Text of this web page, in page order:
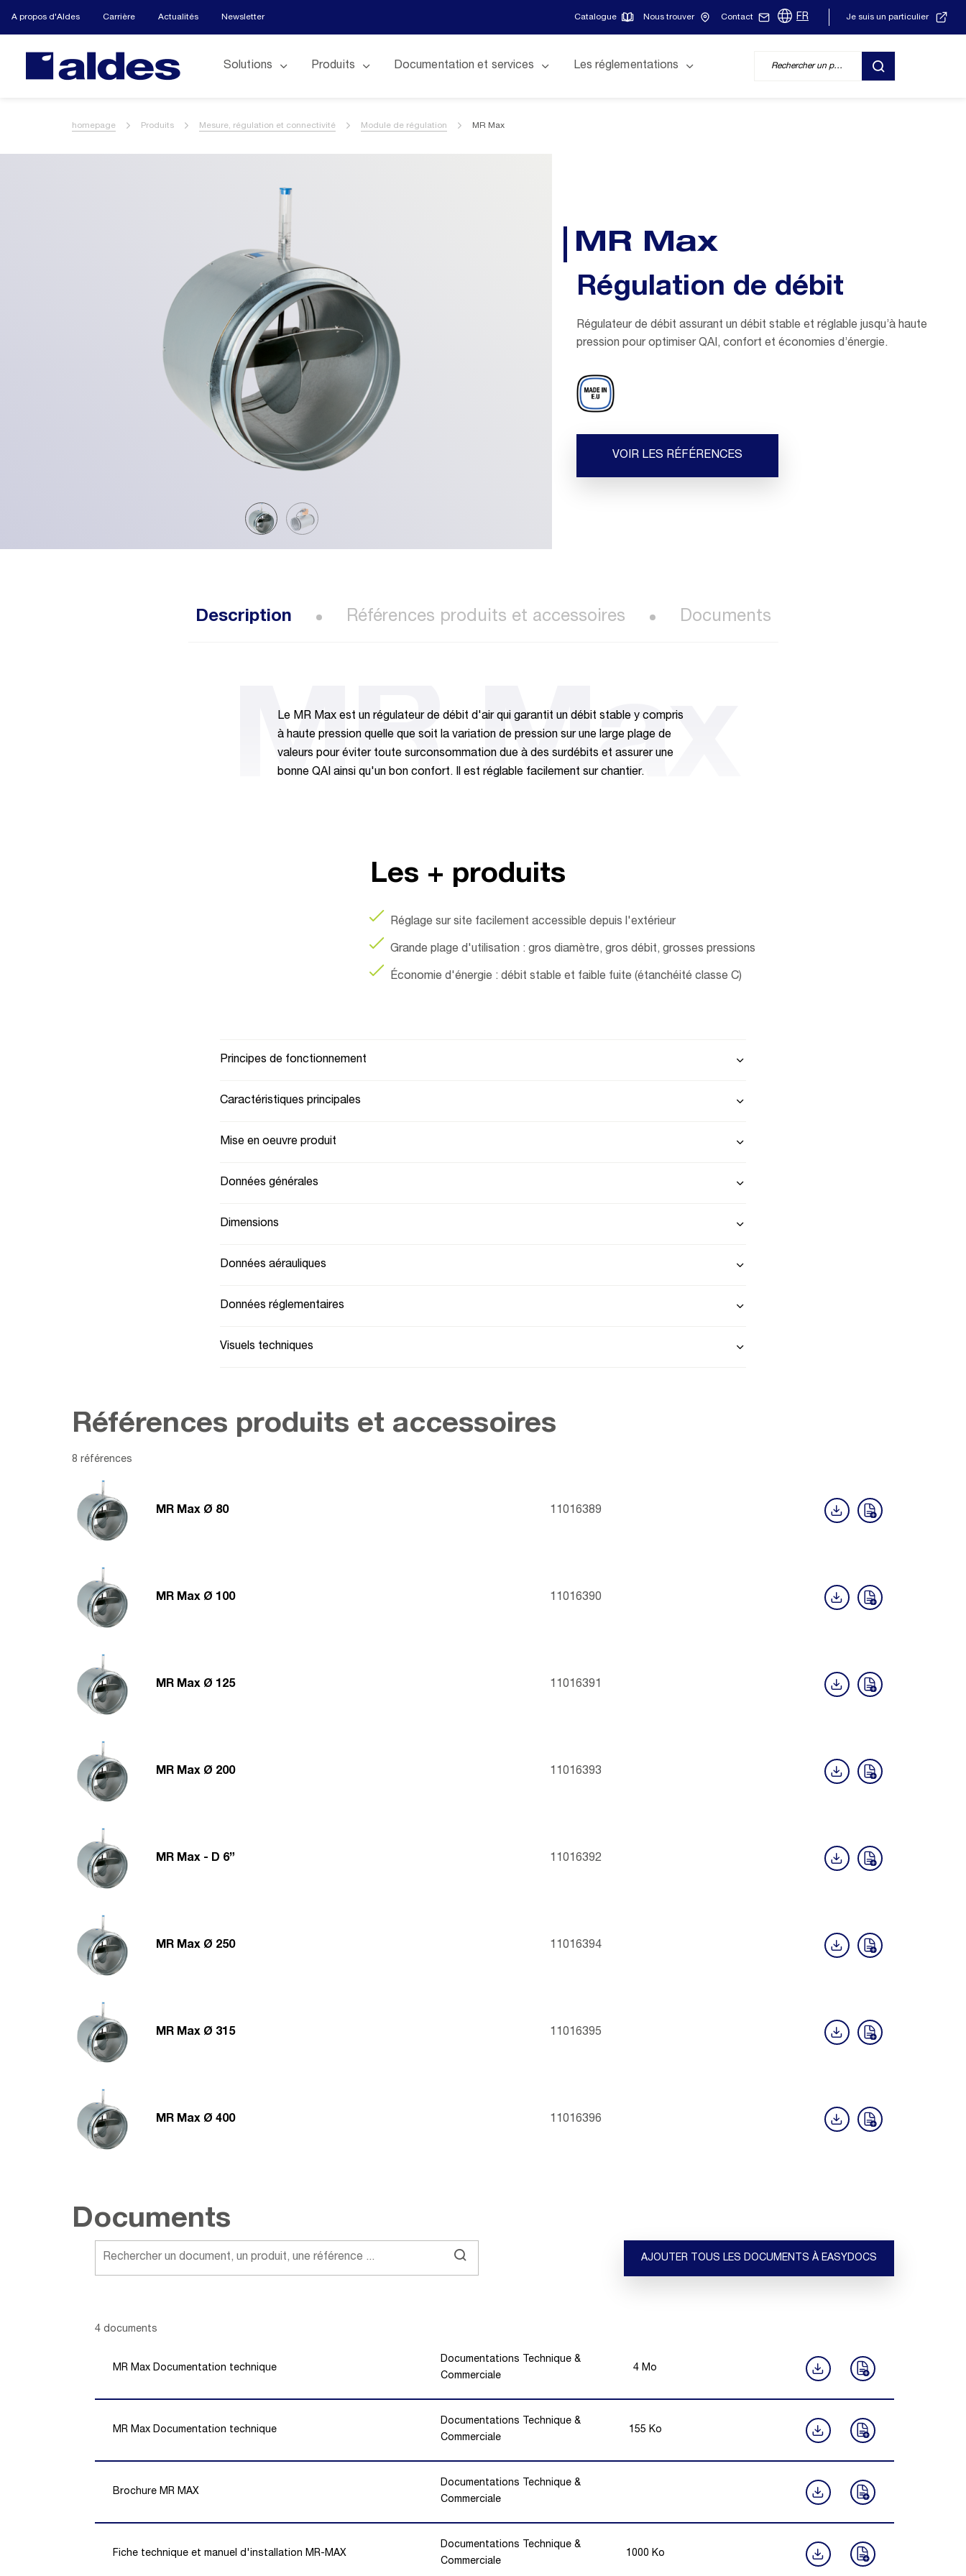
A propos d'Aldes Carrière Actualités Newsletter Catalogue Nous trouver Contact FR Je suis un particulier
Solutions Produits Documentation et services Les réglementations
RECHERCHER
homepage Produits Mesure, régulation et connectivité Module de régulation MR Max
MR Max
Régulation de débit
Régulateur de débit assurant un débit stable et réglable jusqu’à haute
pression pour optimiser QAI, confort et économies d’énergie.
VOIR LES RÉFÉRENCES
Description Références produits et accessoires Documents
MR Max
Le MR Max est un régulateur de débit d'air qui garantit un débit stable y compris
à haute pression quelle que soit la variation de pression sur une large plage de
valeurs pour éviter toute surconsommation due à des surdébits et assurer une
bonne QAI ainsi qu'un bon confort. Il est réglable facilement sur chantier.
Les + produits
Réglage sur site facilement accessible depuis l'extérieur
Grande plage d'utilisation : gros diamètre, gros débit, grosses pressions
Économie d'énergie : débit stable et faible fuite (étanchéité classe C)
Principes de fonctionnement
Caractéristiques principales
Mise en oeuvre produit
Données générales
Dimensions
Données aérauliques
Données réglementaires
Visuels techniques
Références produits et accessoires
8 références
MR Max Ø 80 11016389
MR Max Ø 100 11016390
MR Max Ø 125 11016391
MR Max Ø 200 11016393
MR Max - D 6” 11016392
MR Max Ø 250 11016394
MR Max Ø 315 11016395
MR Max Ø 400 11016396
Documents
AJOUTER TOUS LES DOCUMENTS À EASYDOCS
Showing 1 -4
4 documents
MR Max Documentation technique
Documentations Technique &
Commerciale
4 Mo
MR Max Documentation technique
Documentations Technique &
Commerciale
155 Ko
Brochure MR MAX
Documentations Technique &
Commerciale
Fiche technique et manuel d'installation MR-MAX
Documentations Technique &
Commerciale
1000 Ko